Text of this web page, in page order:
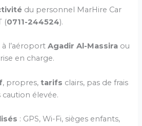
du personnel MarHire Car
(0711-244524).
à l’aéroportAgadir Al-Massira ou
en charge.
, propres,tarifs clairs, pas de frais
caution élevée.
: GPS, Wi-Fi, sièges enfants,